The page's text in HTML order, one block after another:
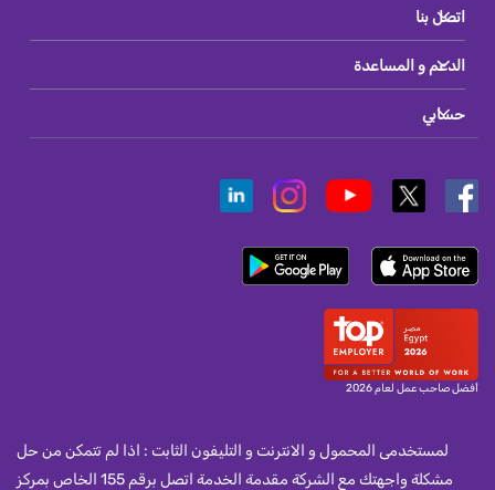
اتصل بنا
الدعم و المساعدة
حسابي
أفضل صاحب عمل لعام 2026
لمستخدمى المحمول و الانترنت و التليفون الثابت : اذا لم تتمكن من حل
مشكلة واجهتك مع الشركة مقدمة الخدمة اتصل برقم 155 الخاص بمركز